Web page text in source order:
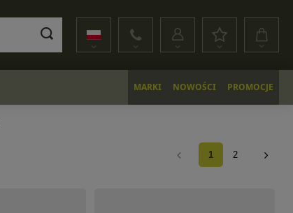
MARKI NOWOŚCI PROMOCJE
1 2